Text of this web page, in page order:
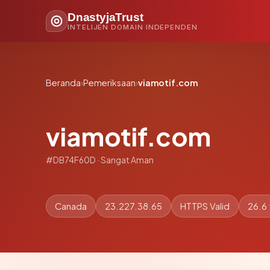
DnastyjaTrust
INTELIJEN DOMAIN INDEPENDEN
Beranda›Pemeriksaan›viamotif.com
viamotif.com
#DB74F60D · Sangat Aman
Canada 23.227.38.65 HTTPS Valid 26.6